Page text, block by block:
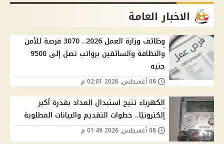
الاخبار العامة
وظائف وزارة العمل 2026.. 3070 فرصة للأمن
والنظافة والسائقين برواتب تصل إلى 9500
جنيه
الكهرباء تتيح استبدال العداد بقدرة أكبر
إلكترونيًا.. خطوات التقديم والبيانات المطلوبة